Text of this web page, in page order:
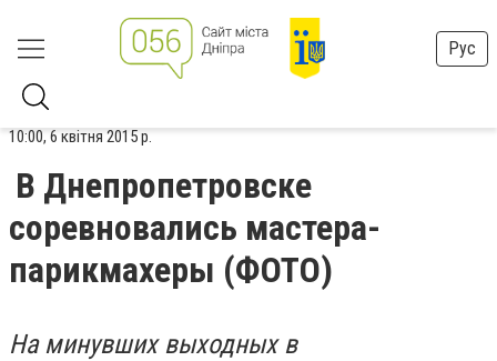
Рус
10:00, 6 квітня 2015 р.
В Днепропетровске
соревновались мастера-
парикмахеры (ФОТО)
На минувших выходных в